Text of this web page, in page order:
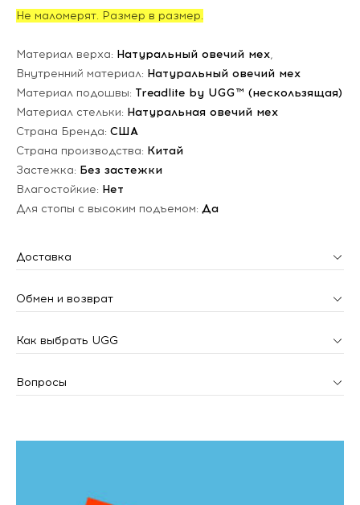
Не маломерят. Размер в размер.
Материал верха: Натуральный овечий мех,
Внутренний материал: Натуральный овечий мех
Материал подошвы: Treadlite by UGG™ (нескользящая)
Материал стельки: Натуральная овечий мех
Страна Бренда: США
Страна производства: Китай
Застежка: Без застежки
Влагостойкие: Нет
Для стопы с высоким подъемом: Да
Доставка
Обмен и возврат
Как выбрать UGG
Вопросы